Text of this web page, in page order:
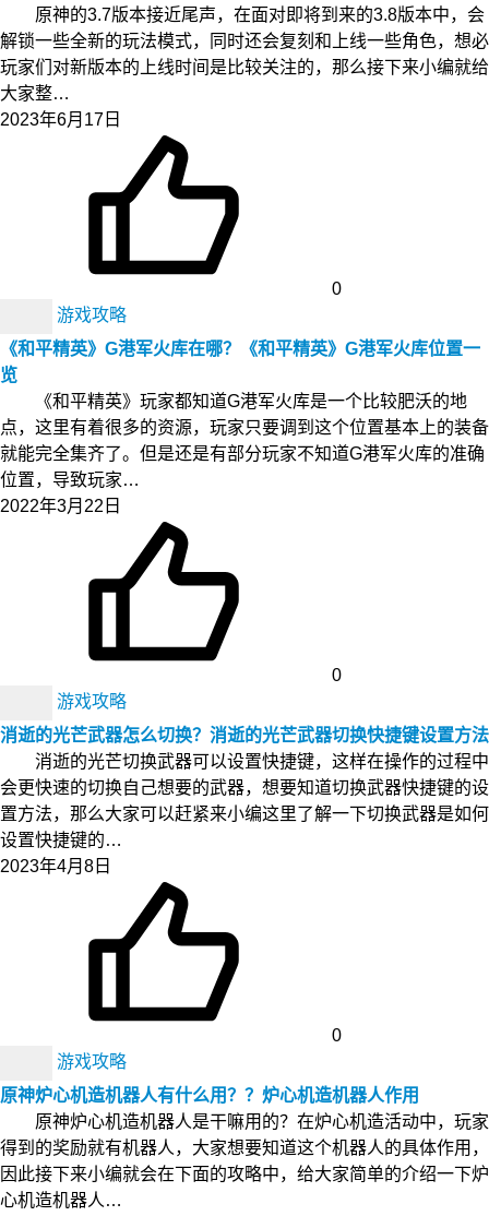
原神的3.7版本接近尾声，在面对即将到来的3.8版本中，会
解锁一些全新的玩法模式，同时还会复刻和上线一些角色，想必
玩家们对新版本的上线时间是比较关注的，那么接下来小编就给
大家整…
2023年6月17日
0
游戏攻略
《和平精英》G港军火库在哪？《和平精英》G港军火库位置一
览
《和平精英》玩家都知道G港军火库是一个比较肥沃的地
点，这里有着很多的资源，玩家只要调到这个位置基本上的装备
就能完全集齐了。但是还是有部分玩家不知道G港军火库的准确
位置，导致玩家…
2022年3月22日
0
游戏攻略
消逝的光芒武器怎么切换？消逝的光芒武器切换快捷键设置方法
消逝的光芒切换武器可以设置快捷键，这样在操作的过程中
会更快速的切换自己想要的武器，想要知道切换武器快捷键的设
置方法，那么大家可以赶紧来小编这里了解一下切换武器是如何
设置快捷键的…
2023年4月8日
0
游戏攻略
原神炉心机造机器人有什么用？？炉心机造机器人作用
原神炉心机造机器人是干嘛用的？在炉心机造活动中，玩家
得到的奖励就有机器人，大家想要知道这个机器人的具体作用，
因此接下来小编就会在下面的攻略中，给大家简单的介绍一下炉
心机造机器人…